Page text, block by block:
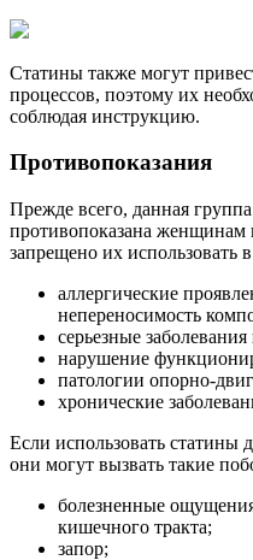
Статины также могут
процессов, поэтому их
соблюдая инструкцию.
Противопоказания
Прежде всего, данная
противопоказана женщинам
запрещено их использовать
аллергические
непереносимость
серьезные заболевания
нарушение
патологии опорно-
хронические
Если использовать статины
они могут вызвать такие
болезненные
кишечного тракта;
запор;